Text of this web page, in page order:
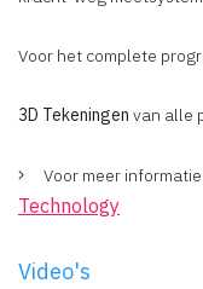
Voor het complete
3D Tekeningen van alle
Voor meer
Technology
Video's